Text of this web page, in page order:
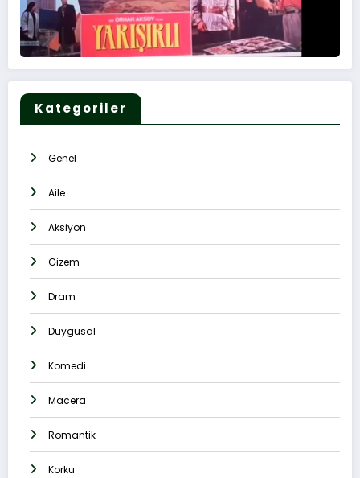
Kategoriler
Genel
Aile
Aksiyon
Gizem
Dram
Duygusal
Komedi
Macera
Romantik
Korku